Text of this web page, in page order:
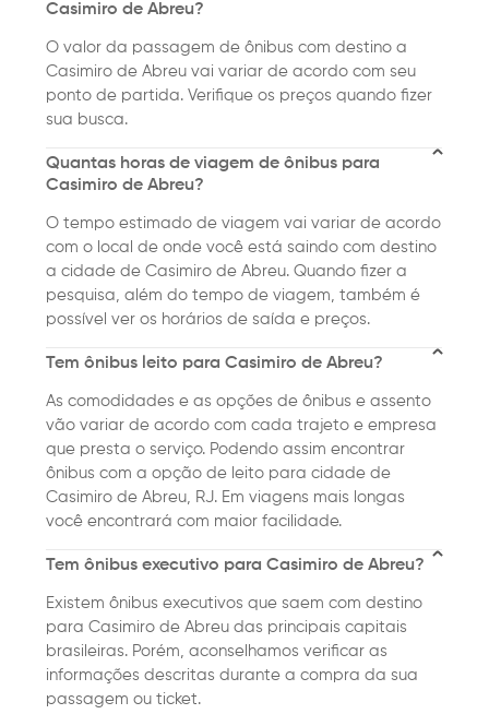
Casimiro de Abreu?
O valor da passagem de ônibus com destino a
Casimiro de Abreu vai variar de acordo com seu
ponto de partida. Verifique os preços quando fizer
sua busca.
Quantas horas de viagem de ônibus para
Casimiro de Abreu?
O tempo estimado de viagem vai variar de acordo
com o local de onde você está saindo com destino
a cidade de Casimiro de Abreu. Quando fizer a
pesquisa, além do tempo de viagem, também é
possível ver os horários de saída e preços.
Tem ônibus leito para Casimiro de Abreu?
As comodidades e as opções de ônibus e assento
vão variar de acordo com cada trajeto e empresa
que presta o serviço. Podendo assim encontrar
ônibus com a opção de leito para cidade de
Casimiro de Abreu, RJ. Em viagens mais longas
você encontrará com maior facilidade.
Tem ônibus executivo para Casimiro de Abreu?
Existem ônibus executivos que saem com destino
para Casimiro de Abreu das principais capitais
brasileiras. Porém, aconselhamos verificar as
informações descritas durante a compra da sua
passagem ou ticket.